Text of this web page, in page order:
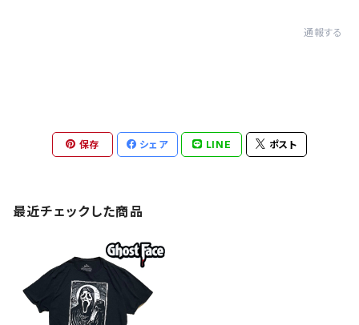
通報する
保存 シェア LINE ポスト
最近チェックした商品